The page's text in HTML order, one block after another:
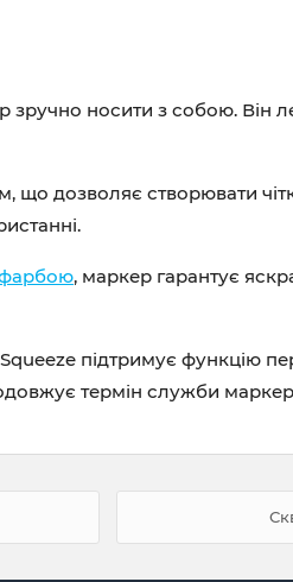
носити з собою. Він
дозволяє створювати чіткі
, маркер гарантує
підтримує функцію
термін служби